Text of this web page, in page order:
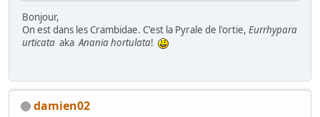
Bonjour,
On est dans les Crambidae. C'est la Pyrale de l'ortie, Eurrhypara
urticata akaAnania hortulata!
damien02